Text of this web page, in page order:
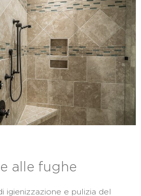
alle fughe
igienizzazione e pulizia del